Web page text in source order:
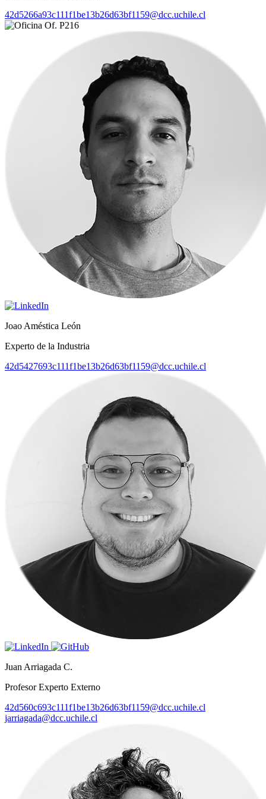
42d5266a93c111f1be13b26d63bf1159@dcc.uchile.cl
Of. P216
Joao Améstica León
Experto de la Industria
42d5427693c111f1be13b26d63bf1159@dcc.uchile.cl
Juan Arriagada C.
Profesor Experto Externo
42d560c693c111f1be13b26d63bf1159@dcc.uchile.cl
jarriagada@dcc.uchile.cl